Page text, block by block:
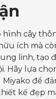
hình cây
ích mà
linh, tạo
Hãy lựa
để
kế đẹp